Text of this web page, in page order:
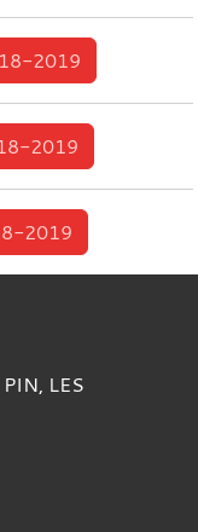
2019
2019
2019
LES